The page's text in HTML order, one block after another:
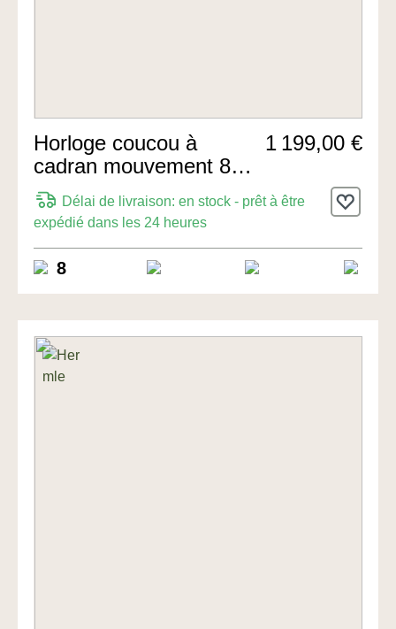
Horloge coucou à
cadran mouvement 8
jours 35cm de
Rombach & Haas
1 199,00 €
Délai de livraison: en stock - prêt à être
expédié dans les 24 heures
8